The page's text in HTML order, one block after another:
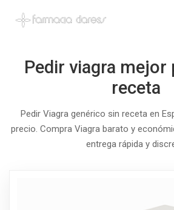
Pedir viagra mejor
receta
Pedir Viagra genérico sin receta en
precio. Compra Viagra barato y
entrega rápida y